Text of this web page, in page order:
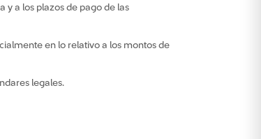
y a los plazos de pago de las
en lo relativo a los montos de
legales.